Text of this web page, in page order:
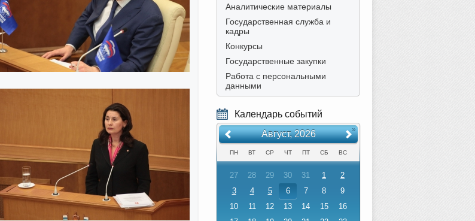
Аналитические материалы
Государственная служба и
кадры
Конкурсы
Государственные закупки
Работа с персональными
данными
Календарь событий
Август, 2026 »
ПН ВТ СР ЧТ ПТ СБ ВС
27 28 29 30 31 1
2
3
4 5 6 7 8
9
10
11 12 13 14 15
16